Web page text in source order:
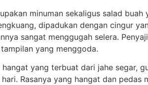
minuman sekaligus salad
dipadukan dengan cingur
sangat menggugah selera.
yang menggoda.
yang terbuat dari jahe segar,
Rasanya yang hangat dan pedas